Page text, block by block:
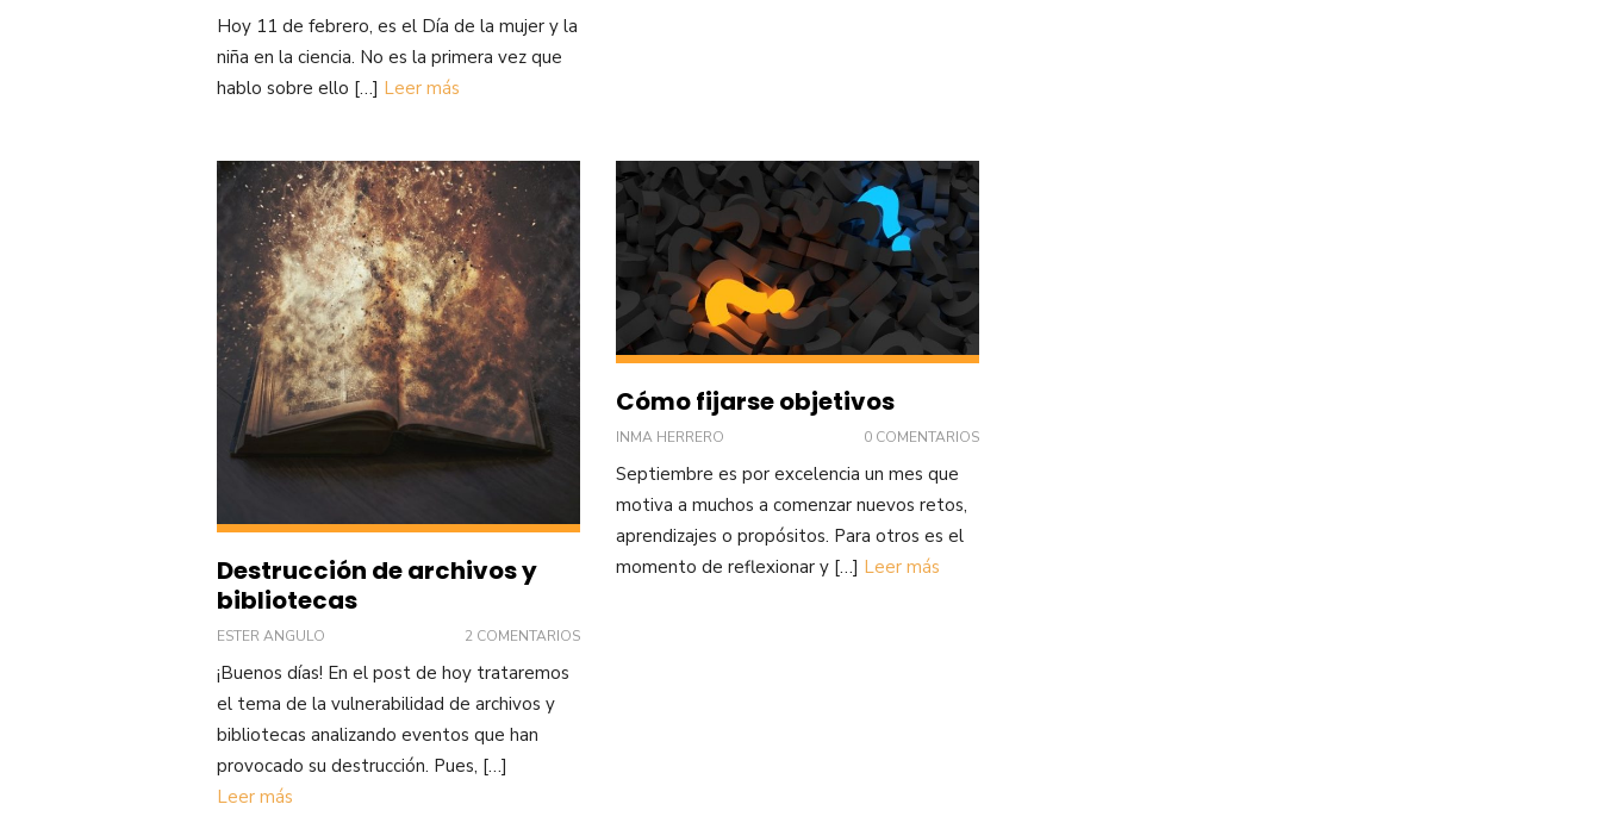
Hoy 11 de febrero, es el Día de la mujer y la
niña en la ciencia. No es la primera vez que
hablo sobre ello […] Leer más
Destrucción de archivos y
bibliotecas
ESTER ANGULO 2 COMENTARIOS
¡Buenos días! En el post de hoy trataremos
el tema de la vulnerabilidad de archivos y
bibliotecas analizando eventos que han
provocado su destrucción. Pues, […]
Leer más
Cómo fijarse objetivos
INMA HERRERO 0 COMENTARIOS
Septiembre es por excelencia un mes que
motiva a muchos a comenzar nuevos retos,
aprendizajes o propósitos. Para otros es el
momento de reflexionar y […] Leer más